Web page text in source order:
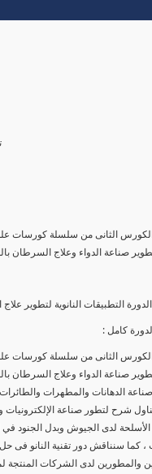
صناعة الدواء وعلاج السرطان
التطبيقات النانوية لتطوير
كامل :
صناعة الدواء وعلاج السرطان
الدهانات والمطهرات والطائرات
شرح لتطور صناعة
الأسلحة لدى الجيوش وبدل الجنود
كما سنناقش دور تقنية النانو فى
والمطورين لدى الشركات المنتجة